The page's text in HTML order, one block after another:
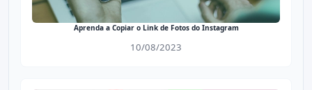
Aprenda a Copiar o Link de Fotos do Instagram
10/08/2023